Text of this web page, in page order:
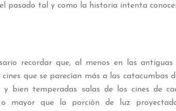
pasado tal y como la historia intenta
recordar que, al menos en las
cines que se parecían más a las catacumbas
y bien temperadas salas de los cines de
o mayor que la porción de luz